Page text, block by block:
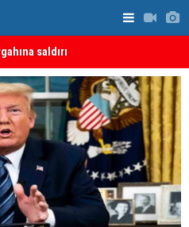
saldırı
sonuçlar